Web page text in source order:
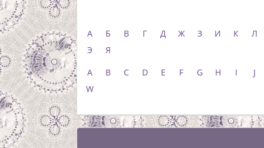
А Б В Г Д Ж З И К
Л
Э
Я
A
B C D E F G H I
J
W